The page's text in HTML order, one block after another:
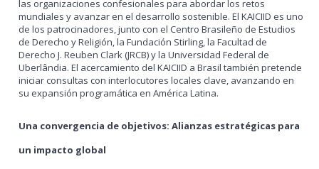
las organizaciones confesionales para abordar los retos
mundiales y avanzar en el desarrollo sostenible. El KAICIID es uno
de los patrocinadores, junto con el Centro Brasileño de Estudios
de Derecho y Religión, la Fundación Stirling, la Facultad de
Derecho J. Reuben Clark (JRCB) y la Universidad Federal de
Uberlândia. El acercamiento del KAICIID a Brasil también pretende
iniciar consultas con interlocutores locales clave, avanzando en
su expansión programática en América Latina.
Una convergencia de objetivos: Alianzas estratégicas para
un impacto global